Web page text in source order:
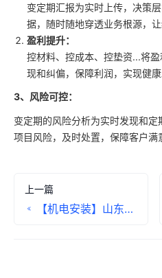
变定期汇报为实时上传，决策
据，随时随地穿透业务根源，
盈利提升：
控材料、控成本、控垫资...将
现和纠偏，保障利润，实现健康
3、风险可控：
变定期的风险分析为实时发现和
项目风险，及时处置，保障客户满
上一篇
【机电安装】山东德信集团客户案例